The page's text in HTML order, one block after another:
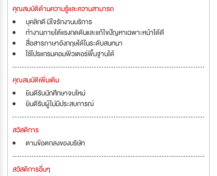
คุณสมบัติด้านความรู้และความสามารถ
บุคลิกดี มีใจรักงานบริการ
ทำงานภายใต้แรงกดดันและแก้ไขปัญหาเฉพาะหน้าได้ดี
สื่อสารภาษาอังกฤษได้ในระดับสนทนา
ใช้โปรแกรมคอมพิวเตอร์พื้นฐานได้
คุณสมบัติเพิ่มเติม
ยินดีรับนักศึกษาจบใหม่
ยินดีรับผู้ไม่มีประสบการณ์
สวัสดิการ
ตามข้อตกลงของบริษัท
สวัสดิการอื่นๆ